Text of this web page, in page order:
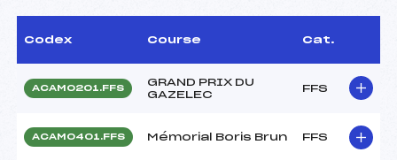
Codex Course Cat.
ACAM0201.FFS
GRAND PRIX DU
GAZELEC
FFS
ACAM0401.FFS Mémorial Boris Brun FFS